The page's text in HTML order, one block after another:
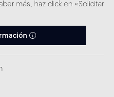
más, haz click en «Solicitar